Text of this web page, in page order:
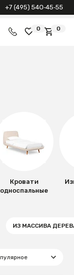
+7 (495) 540‑45‑55
0 0
Кровати
односпальные
ИЗ МАССИВА